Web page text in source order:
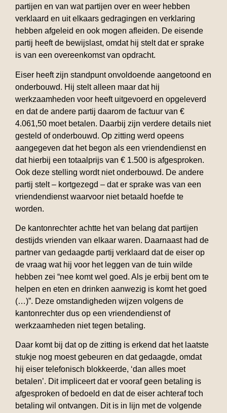
partijen en van wat partijen over en weer hebben
verklaard en uit elkaars gedragingen en verklaring
hebben afgeleid en ook mogen afleiden. De eisende
partij heeft de bewijslast, omdat hij stelt dat er sprake
is van een overeenkomst van opdracht.
Eiser heeft zijn standpunt onvoldoende aangetoond en
onderbouwd. Hij stelt alleen maar dat hij
werkzaamheden voor heeft uitgevoerd en opgeleverd
en dat de andere partij daarom de factuur van €
4.061,50 moet betalen. Daarbij zijn verdere details niet
gesteld of onderbouwd. Op zitting werd opeens
aangegeven dat het begon als een vriendendienst en
dat hierbij een totaalprijs van € 1.500 is afgesproken.
Ook deze stelling wordt niet onderbouwd. De andere
partij stelt – kortgezegd – dat er sprake was van een
vriendendienst waarvoor niet betaald hoefde te
worden.
De kantonrechter achtte het van belang dat partijen
destijds vrienden van elkaar waren. Daarnaast had de
partner van gedaagde partij verklaard dat de eiser op
de vraag wat hij voor het leggen van de tuin wilde
hebben zei “nee komt wel goed. Als je erbij bent om te
helpen en eten en drinken aanwezig is komt het goed
(…)”. Deze omstandigheden wijzen volgens de
kantonrechter dus op een vriendendienst of
werkzaamheden niet tegen betaling.
Daar komt bij dat op de zitting is erkend dat het laatste
stukje nog moest gebeuren en dat gedaagde, omdat
hij eiser telefonisch blokkeerde, ‘dan alles moet
betalen’. Dit impliceert dat er vooraf geen betaling is
afgesproken of bedoeld en dat de eiser achteraf toch
betaling wil ontvangen. Dit is in lijn met de volgende